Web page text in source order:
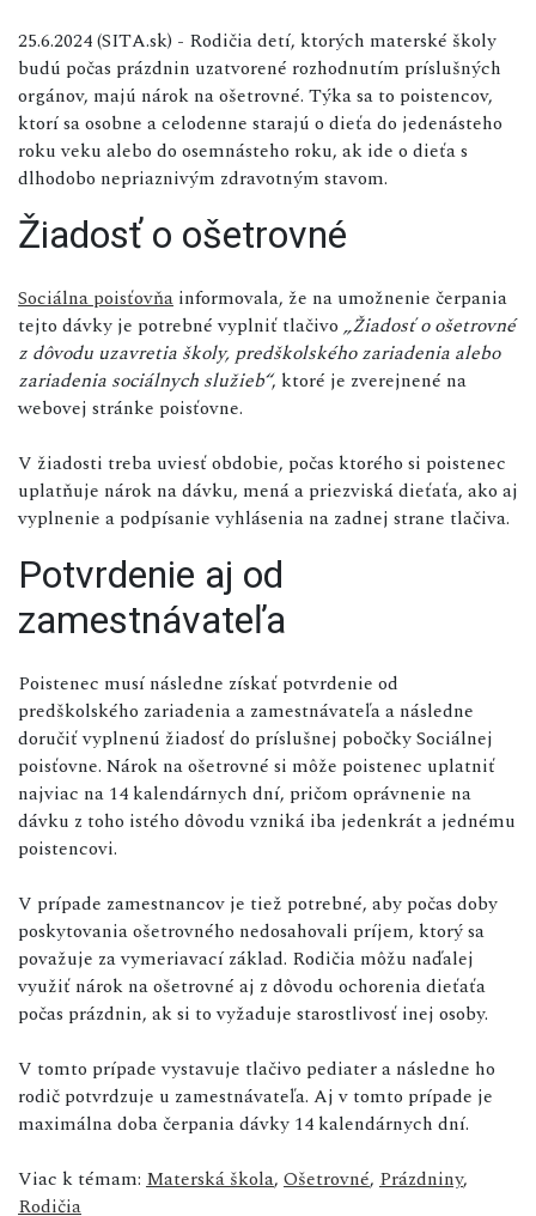
25.6.2024 (SITA.sk) - Rodičia detí, ktorých materské školy
budú počas prázdnin uzatvorené rozhodnutím príslušných
orgánov, majú nárok na ošetrovné. Týka sa to poistencov,
ktorí sa osobne a celodenne starajú o dieťa do jedenásteho
roku veku alebo do osemnásteho roku, ak ide o dieťa s
dlhodobo nepriaznivým zdravotným stavom.
Žiadosť o ošetrovné
Sociálna poisťovňa informovala, že na umožnenie čerpania
tejto dávky je potrebné vyplniť tlačivo „Žiadosť o ošetrovné
z dôvodu uzavretia školy, predškolského zariadenia alebo
zariadenia sociálnych služieb“, ktoré je zverejnené na
webovej stránke poisťovne.
V žiadosti treba uviesť obdobie, počas ktorého si poistenec
uplatňuje nárok na dávku, mená a priezviská dieťaťa, ako aj
vyplnenie a podpísanie vyhlásenia na zadnej strane tlačiva.
Potvrdenie aj od
zamestnávateľa
Poistenec musí následne získať potvrdenie od
predškolského zariadenia a zamestnávateľa a následne
doručiť vyplnenú žiadosť do príslušnej pobočky Sociálnej
poisťovne. Nárok na ošetrovné si môže poistenec uplatniť
najviac na 14 kalendárnych dní, pričom oprávnenie na
dávku z toho istého dôvodu vzniká iba jedenkrát a jednému
poistencovi.
V prípade zamestnancov je tiež potrebné, aby počas doby
poskytovania ošetrovného nedosahovali príjem, ktorý sa
považuje za vymeriavací základ. Rodičia môžu naďalej
využiť nárok na ošetrovné aj z dôvodu ochorenia dieťaťa
počas prázdnin, ak si to vyžaduje starostlivosť inej osoby.
V tomto prípade vystavuje tlačivo pediater a následne ho
rodič potvrdzuje u zamestnávateľa. Aj v tomto prípade je
maximálna doba čerpania dávky 14 kalendárnych dní.
Viac k témam: Materská škola, Ošetrovné, Prázdniny,
Rodičia